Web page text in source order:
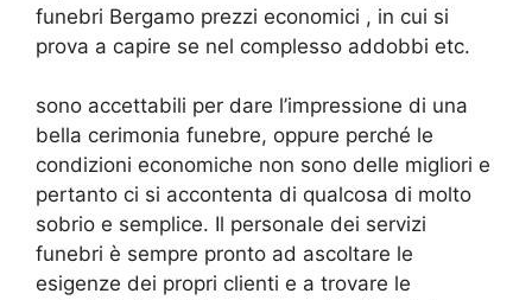
funebri Bergamo prezzi economici , in cui si
prova a capire se nel complesso addobbi etc.
sono accettabili per dare l’impressione di una
bella cerimonia funebre, oppure perché le
condizioni economiche non sono delle migliori e
pertanto ci si accontenta di qualcosa di molto
sobrio e semplice. Il personale dei servizi
funebri è sempre pronto ad ascoltare le
esigenze dei propri clienti e a trovare le